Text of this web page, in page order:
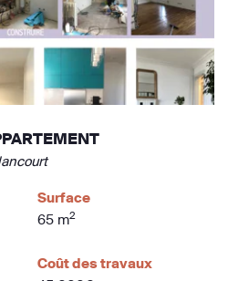
Surface
65 m2
Coût des travaux